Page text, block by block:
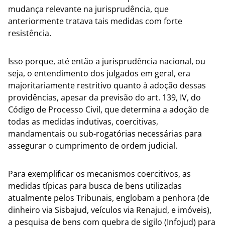
mudança relevante na jurisprudência, que
anteriormente tratava tais medidas com forte
resistência.
Isso porque, até então a jurisprudência nacional, ou
seja, o entendimento dos julgados em geral, era
majoritariamente restritivo quanto à adoção dessas
providências, apesar da previsão do art. 139, IV, do
Código de Processo Civil, que determina a adoção de
todas as medidas indutivas, coercitivas,
mandamentais ou sub-rogatórias necessárias para
assegurar o cumprimento de ordem judicial.
Para exemplificar os mecanismos coercitivos, as
medidas típicas para busca de bens utilizadas
atualmente pelos Tribunais, englobam a penhora (de
dinheiro via Sisbajud, veículos via Renajud, e imóveis),
a pesquisa de bens com quebra de sigilo (Infojud) para